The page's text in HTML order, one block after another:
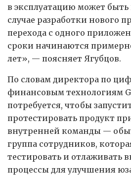
в эксплуатацию может быть
случае разработки нового
перехода с одного
сроки начинаются
лет», — поясняет Ягубцов.
По словам директора по
финансовым технологиям
потребуется, чтобы
протестировать продукт
внутренней команды —
группа сотрудников,
тестировать и отлаживать
процессы для улучшения